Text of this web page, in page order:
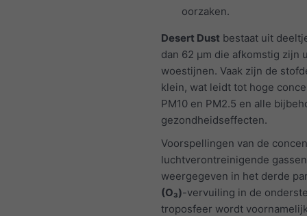
oorzaken.
Desert Dust bestaat uit
dan 62 μm die afkomstig zijn
woestijnen. Vaak zijn de
klein, wat leidt tot hoge
PM10 en PM2.5 en alle
gezondheidseffecten.
Voorspellingen van de
luchtverontreinigende
weergegeven in het derde
(O₃)-vervuiling in de
troposfeer wordt